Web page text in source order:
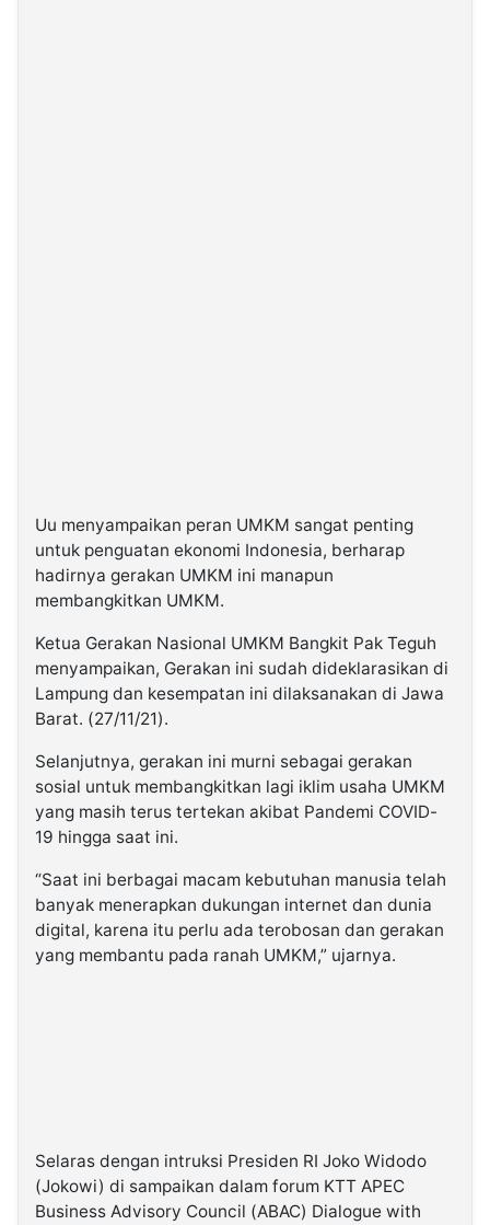
Uu menyampaikan peran UMKM sangat penting
untuk penguatan ekonomi Indonesia, berharap
hadirnya gerakan UMKM ini manapun
membangkitkan UMKM.
Ketua Gerakan Nasional UMKM Bangkit Pak Teguh
menyampaikan, Gerakan ini sudah dideklarasikan di
Lampung dan kesempatan ini dilaksanakan di Jawa
Barat. (27/11/21).
Selanjutnya, gerakan ini murni sebagai gerakan
sosial untuk membangkitkan lagi iklim usaha UMKM
yang masih terus tertekan akibat Pandemi COVID-
19 hingga saat ini.
“Saat ini berbagai macam kebutuhan manusia telah
banyak menerapkan dukungan internet dan dunia
digital, karena itu perlu ada terobosan dan gerakan
yang membantu pada ranah UMKM,” ujarnya.
Selaras dengan intruksi Presiden RI Joko Widodo
(Jokowi) di sampaikan dalam forum KTT APEC
Business Advisory Council (ABAC) Dialogue with